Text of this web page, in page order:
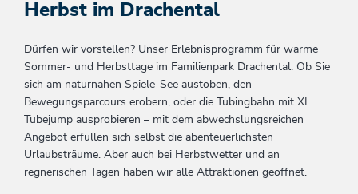
Herbst im Drachental
Dürfen wir vorstellen? Unser Erlebnisprogramm für warme
Sommer- und Herbsttage im Familienpark Drachental: Ob Sie
sich am naturnahen Spiele-See austoben, den
Bewegungsparcours erobern, oder die Tubingbahn mit XL
Tubejump ausprobieren – mit dem abwechslungsreichen
Angebot erfüllen sich selbst die abenteuerlichsten
Urlaubsträume. Aber auch bei Herbstwetter und an
regnerischen Tagen haben wir alle Attraktionen geöffnet.